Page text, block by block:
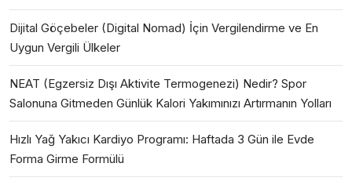
Dijital Göçebeler (Digital Nomad) İçin Vergilendirme ve En
Uygun Vergili Ülkeler
NEAT (Egzersiz Dışı Aktivite Termogenezi) Nedir? Spor
Salonuna Gitmeden Günlük Kalori Yakımınızı Artırmanın Yolları
Hızlı Yağ Yakıcı Kardiyo Programı: Haftada 3 Gün ile Evde
Forma Girme Formülü